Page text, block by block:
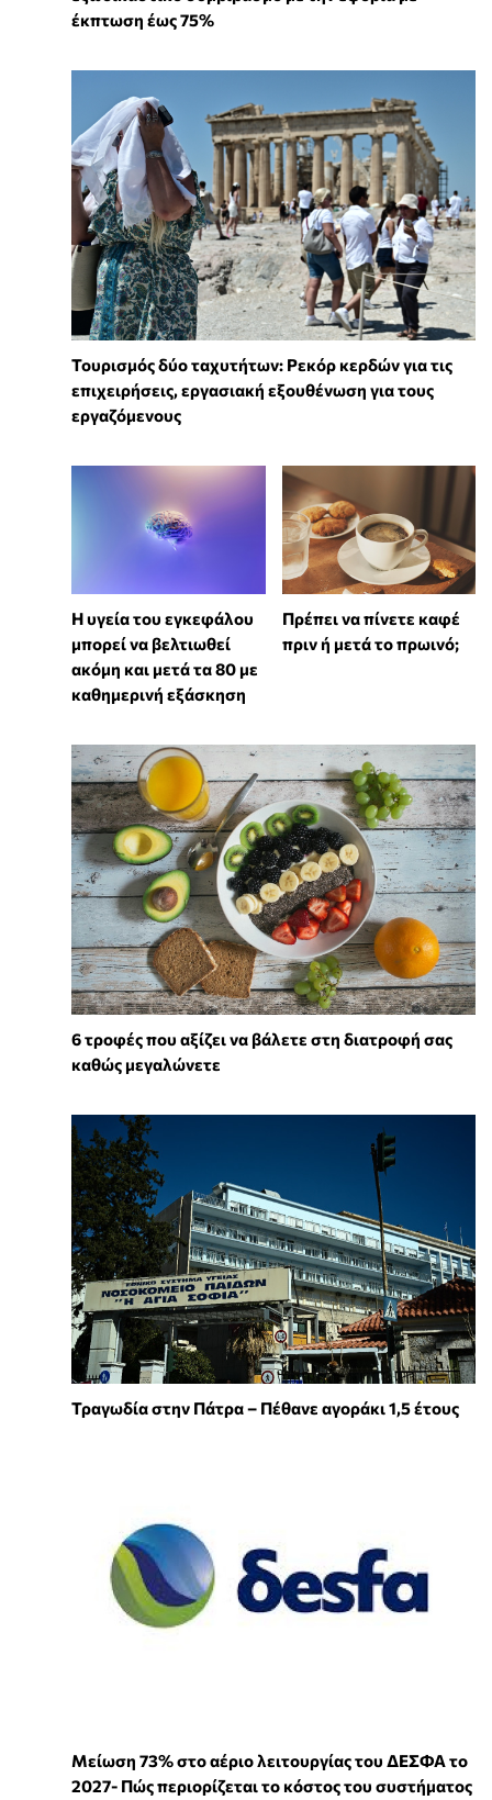
έκπτωση έως 75%
Τουρισμός δύο ταχυτήτων: Ρεκόρ κερδών για τις
επιχειρήσεις, εργασιακή εξουθένωση για τους
εργαζόμενους
Η υγεία του εγκεφάλου
μπορεί να βελτιωθεί
ακόμη και μετά τα 80 με
καθημερινή εξάσκηση
Πρέπει να πίνετε καφέ
πριν ή μετά το πρωινό;
6 τροφές που αξίζει να βάλετε στη διατροφή σας
καθώς μεγαλώνετε
Τραγωδία στην Πάτρα – Πέθανε αγοράκι 1,5 έτους
Μείωση 73% στο αέριο λειτουργίας του ΔΕΣΦΑ το
2027- Πώς περιορίζεται το κόστος του συστήματος